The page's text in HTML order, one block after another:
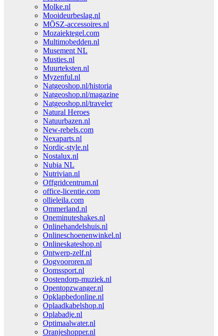
Molke.nl
Mooideurbeslag.nl
MŌSZ-accessoires.nl
Mozaiektegel.com
Multimobedden.nl
Musement NL
Musties.nl
Muurteksten.nl
Myzenful.nl
Natgeoshop.nl/historia
Natgeoshop.nl/magazine
Natgeoshop.nl/traveler
Natural Heroes
Natuurbazen.nl
New-rebels.com
Nexaparts.nl
Nordic-style.nl
Nostalux.nl
Nubia NL
Nutrivian.nl
Offgridcentrum.nl
office-licentie.com
ollieleila.com
Ommerland.nl
Oneminuteshakes.nl
Onlinehandelshuis.nl
Onlineschoenenwinkel.nl
Onlineskateshop.nl
Ontwerp-zelf.nl
Oogvoororen.nl
Oomssport.nl
Oostendorp-muziek.nl
Opentopzwanger.nl
Opklapbedonline.nl
Oplaadkabelshop.nl
Oplabadje.nl
Optimaalwater.nl
Oranjeshopper.nl